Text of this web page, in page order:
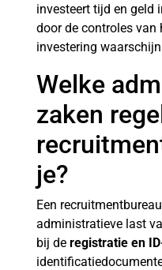
investeert tijd en geld
door de controles van
investering
Welke
zaken
je?
Een
administratieve last
bij de registratie en